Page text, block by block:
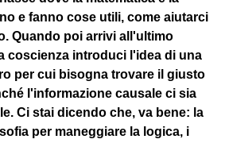
e fanno cose utili, come aiutarci
Quando poi arrivi all'ultimo
coscienza introduci l'idea di una
per cui bisogna trovare il giusto
l'informazione causale ci sia
Ci stai dicendo che, va bene: la
per maneggiare la logica, i